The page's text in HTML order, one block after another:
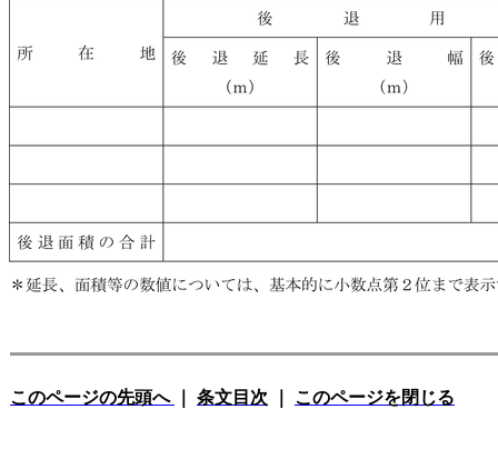
このページの先頭へ 条文目次 このページを閉じる